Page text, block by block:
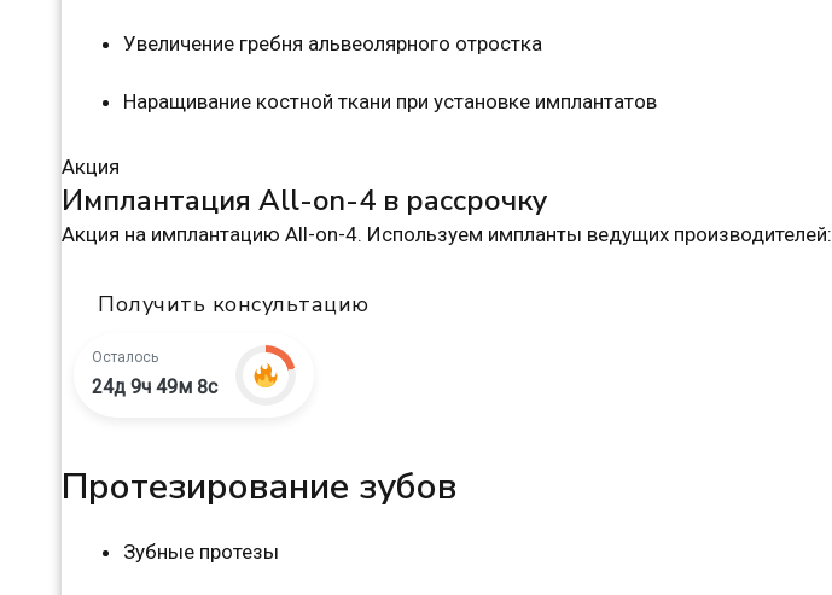
Увеличение гребня альвеолярного отростка
Наращивание костной ткани при установке имплантатов
Акция
Имплантация All-on-4 в рассрочку
Акция на имплантацию All-on-4. Используем импланты ведущих
Получить консультацию
Осталось
24д 9ч 49м 7с
Протезирование зубов
Зубные протезы